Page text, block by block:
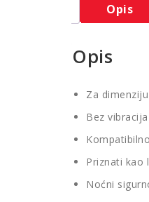
Opis
Opis
Za
Bez
Priznati kao
Noćni